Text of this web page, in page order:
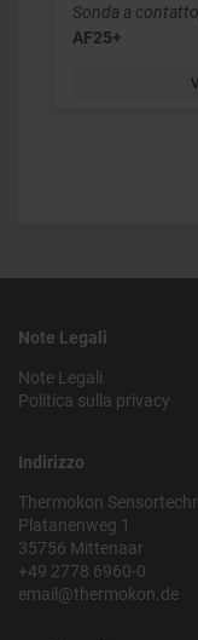
Sonda a
AF25+
Note Legali
Note Legali
Politica sulla privacy
Indirizzo
Thermokon
Platanenweg 1
35756 Mittenaar
+49 2778 6960-0
email@thermokon.de